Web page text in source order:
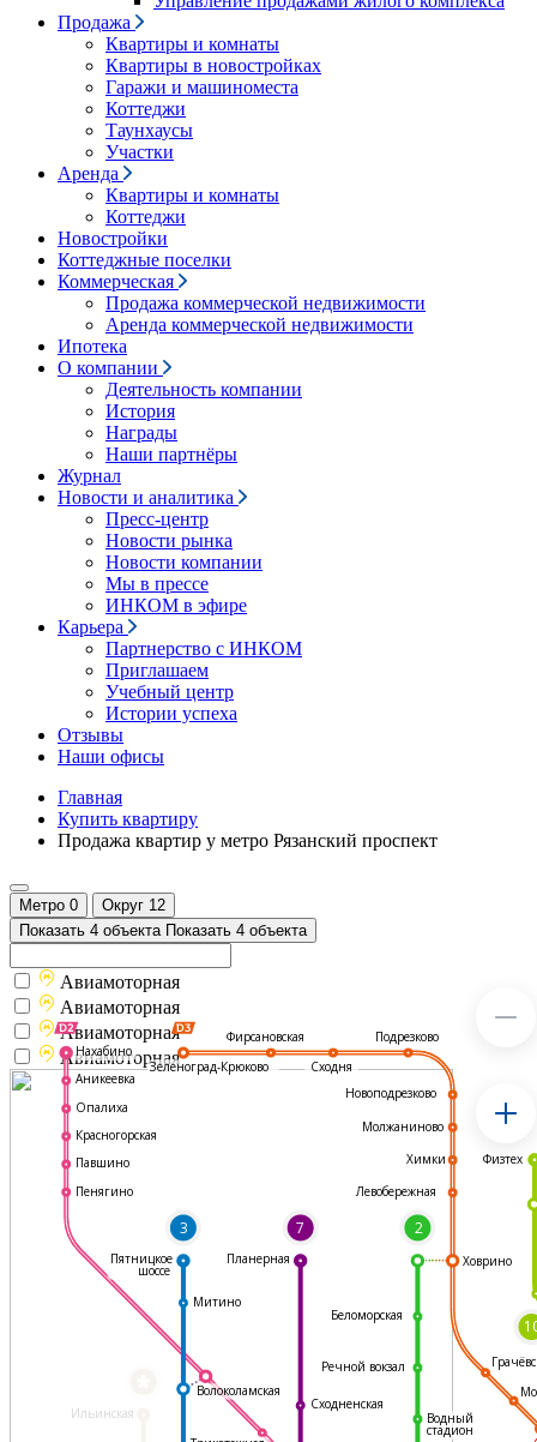
Продажа
Квартиры и комнаты
Квартиры в новостройках
Гаражи и машиноместа
Коттеджи
Таунхаусы
Участки
Аренда
Квартиры и комнаты
Коттеджи
Новостройки
Коттеджные поселки
Коммерческая
Продажа коммерческой недвижимости
Аренда коммерческой недвижимости
Ипотека
О компании
Деятельность компании
История
Награды
Наши партнёры
Журнал
Новости и аналитика
Пресс-центр
Новости рынка
Новости компании
Мы в прессе
ИНКОМ в эфире
Карьера
Партнерство с ИНКОМ
Приглашаем
Учебный центр
Истории успеха
Отзывы
Наши офисы
Главная
Купить квартиру
Продажа квартир у метро Рязанский проспект
Метро 0 Округ 12
Показать 4 объекта Показать 4 объекта
Ильинская
3 7 2
Фирсановская
Сходня
Подрезково
Новоподрезково
Молжаниново
Химки
Левобережная
Ховрино
Водный
стадион
Сходненская
Волоколамская
Митино
Нахабино
Аникеевка
Опалиха
Красногорская
Павшино
Пенягино
Пятницкое
шоссе
Планерная
Физтех
Речной вокзал
Беломорская
Зеленоград-Крюково
Авиамоторная
Авиамоторная
Авиамоторная
Авиамоторная